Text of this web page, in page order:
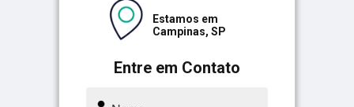
Entre em Contato
Estamos em
Campinas, SP